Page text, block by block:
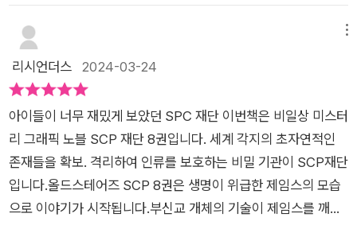
있는 곳으로 가자며 보채는 요한나를 데리고 에밀리가 있을거라
는 장소로 향했다가 속았음을 알게된다. 그리고 그가 메카네의 심
장을 열어줄 열쇠라는 사실도.​만화라 술술 읽히기는 했지만, 앞의
이야기를 알지 못해 온전히 이해하기는 힘들었다. 그저 눈치껏 짐
중간중간 계속 등장하는 SCP 개체들의 정보를 보는 재미가 더
솔솔했다. 정말 별의별 개체가 다 등장한다. 크기, 생김새, 형태
등 SCP 개체들은 한계란 없다는 듯 매우 다양한 모습으로 나타
났다. 앞의 이야기들을 좀 살펴볼까 싶어서 검색을 했다가 한 'SC
P 재단' 사이트도 발견했다. 무한대의 상상과 세계관을 가진 SC
특징들을 모두 외우던 우리 아이들지금은 그렇게까지는 아니지
만 꼼꼼하게 읽어서 서로 책 이야기를 공유하는데저도 그 틈에 끼
고 싶어서 야무지게 챙겨 읽었답니다. ​SCP-217은 '태엽 장치 바
이러스'로 치료 불가능하며 감염률이 100%에 이르는 바이러스
랍니다. ​부신교에서는 이 SCP-217을 숭배하고 있으며 부신교
내에서는 217의 전염성을 통제할 수 있는 것으로 보여요. ​217에
감염되면 생체조직이 유기 금속으로 재조합되며 감염자의 신체
가 금속 로봇으로 변화되어요. ​​책 속에서 소개되는 SCP 개체들
은 거의 전 세계에 퍼져있는 기이한 존재들이랍니다.우리나라에
인 바이러스라고해요.이 책에서는 부신교라는 곳에서 이 SCP를
숭배하고 있는데, 부신교 내에서는 217의 전염성을 통제할 수 있
다고 해요.그러나 감염되면 생체조직이 유기 금속으로 재조합되
SCP 개체들이 등장하며 전 세계의 상상력이 모여 만들어낸 이야
기들은 정말 흥미롭더라구요.부신교가 숭배하는 여신인 메카네
도 소개되는데, 이 여신은 태초부터 존재했으며 온몸이 금속과 기
계 부품으로 이루어져 있다고 하는데요. 부신교는 이 기계 여신을
부활시키려는 것이 그들의 목적이라고 해요.이 책은 그래픽 노블
리시언더스 2024-03-24
아이들이 너무 재밌게 보았던 SPC 재단 이번책은 비일상 미스터
리 그래픽 노블 SCP 재단 8권입니다. 세계 각지의 초자연적인
존재들을 확보. 격리하여 인류를 보호하는 비밀 기관이 SCP재단
입니다.올드스테어즈 SCP 8권은 생명이 위급한 제임스의 모습
으로 이야기가 시작됩니다.부신교 개체의 기술이 제임스를 깨울